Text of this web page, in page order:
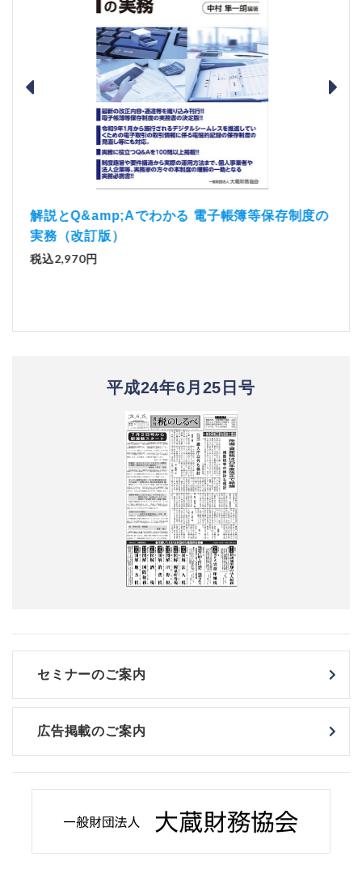
解説とQ&amp;Aでわかる 電子帳簿等保存制度の
実務（改訂版）
税込2,970円
平成24年6月25日号
セミナーのご案内
広告掲載のご案内